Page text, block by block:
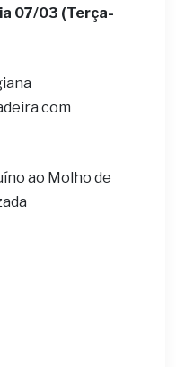
07/03 (Terça-
com
ao Molho de